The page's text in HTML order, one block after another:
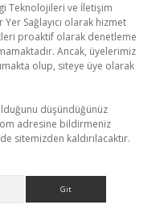
Teknolojileri ve İletişim
Sağlayıcı olarak hizmet
proaktif olarak denetleme
Ancak, üyelerimiz
olup, siteye üye olarak
düşündüğünüz
adresine bildirmeniz
sitemizden kaldırılacaktır.